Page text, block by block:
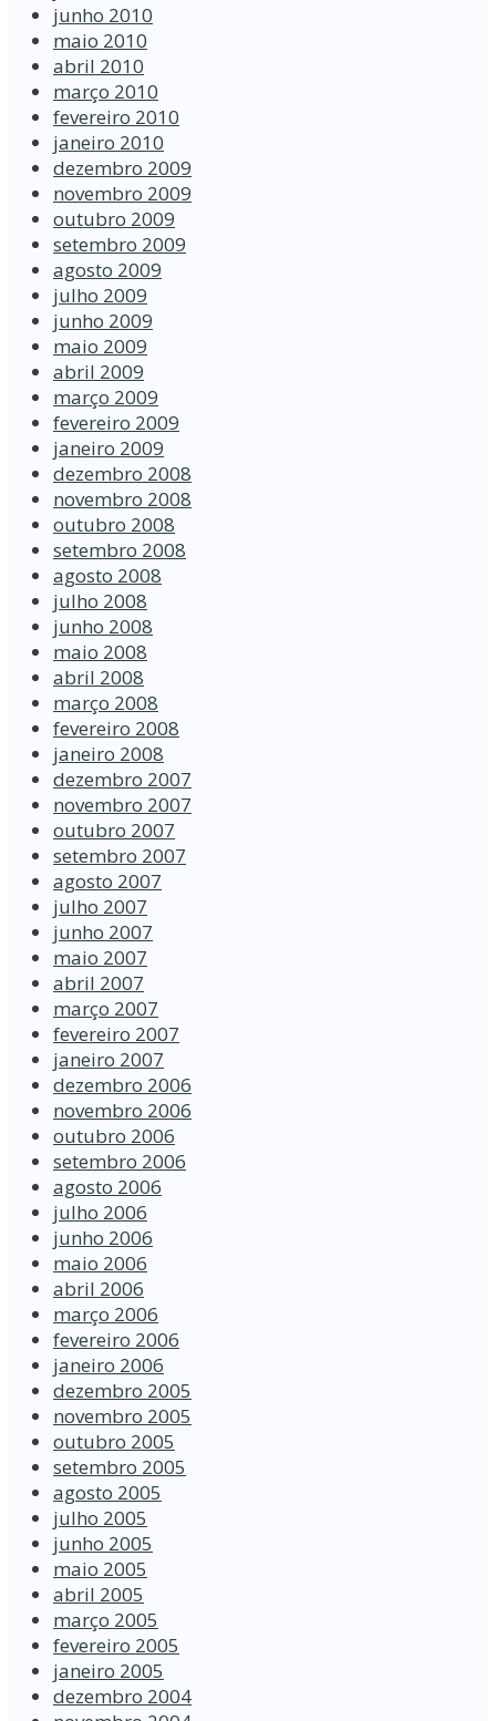
junho 2010
maio 2010
abril 2010
março 2010
fevereiro 2010
janeiro 2010
dezembro 2009
novembro 2009
outubro 2009
setembro 2009
agosto 2009
julho 2009
junho 2009
maio 2009
abril 2009
março 2009
fevereiro 2009
janeiro 2009
dezembro 2008
novembro 2008
outubro 2008
setembro 2008
agosto 2008
julho 2008
junho 2008
maio 2008
abril 2008
março 2008
fevereiro 2008
janeiro 2008
dezembro 2007
novembro 2007
outubro 2007
setembro 2007
agosto 2007
julho 2007
junho 2007
maio 2007
abril 2007
março 2007
fevereiro 2007
janeiro 2007
dezembro 2006
novembro 2006
outubro 2006
setembro 2006
agosto 2006
julho 2006
junho 2006
maio 2006
abril 2006
março 2006
fevereiro 2006
janeiro 2006
dezembro 2005
novembro 2005
outubro 2005
setembro 2005
agosto 2005
julho 2005
junho 2005
maio 2005
abril 2005
março 2005
fevereiro 2005
janeiro 2005
dezembro 2004